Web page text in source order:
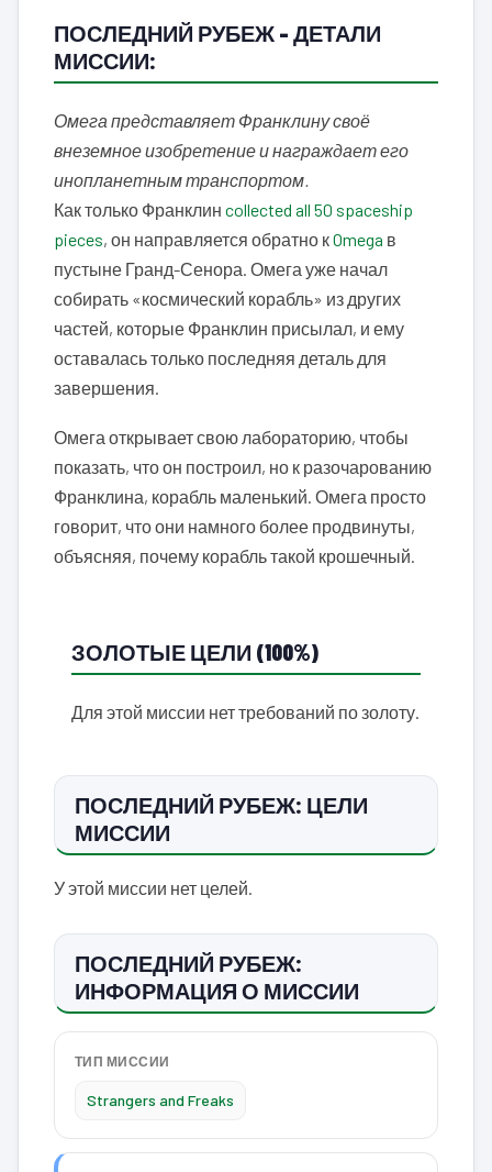
ПОСЛЕДНИЙ РУБЕЖ – ДЕТАЛИ
МИССИИ:
Омега представляет Франклину своё
внеземное изобретение и награждает его
инопланетным транспортом.
Как только Франклин collected all 50 spaceship
pieces, он направляется обратно кOmega в
пустыне Гранд-Сенора. Омега уже начал
собирать «космический корабль» из других
частей, которые Франклин присылал, и ему
оставалась только последняя деталь для
завершения.
Омега открывает свою лабораторию, чтобы
показать, что он построил, но к разочарованию
Франклина, корабль маленький. Омега просто
говорит, что они намного более продвинуты,
объясняя, почему корабль такой крошечный.
ЗОЛОТЫЕ ЦЕЛИ (100%)
Для этой миссии нет требований по золоту.
ПОСЛЕДНИЙ РУБЕЖ: ЦЕЛИ
МИССИИ
У этой миссии нет целей.
ПОСЛЕДНИЙ РУБЕЖ:
ИНФОРМАЦИЯ О МИССИИ
ТИП МИССИИ
Strangers and Freaks